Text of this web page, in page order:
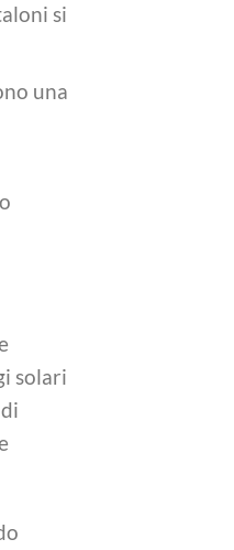
si
una
solari